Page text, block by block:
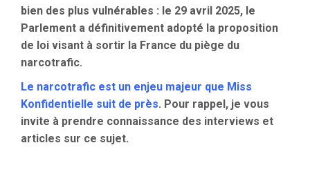
bien des plus vulnérables : le 29 avril 2025, le
Parlement a définitivement adopté la proposition
de loi visant à sortir la France du piège du
narcotrafic.
Le narcotrafic est un enjeu majeur que Miss
Konfidentielle suit de près. Pour rappel, je vous
invite à prendre connaissance des interviews et
articles sur ce sujet.